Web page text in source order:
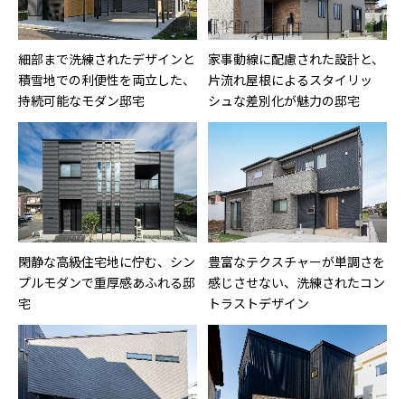
細部まで洗練されたデザインと
積雪地での利便性を両立した、
持続可能なモダン邸宅
家事動線に配慮された設計と、
片流れ屋根によるスタイリッ
シュな差別化が魅力の邸宅
閑静な高級住宅地に佇む、シン
プルモダンで重厚感あふれる邸
宅
豊富なテクスチャーが単調さを
感じさせない、洗練されたコン
トラストデザイン